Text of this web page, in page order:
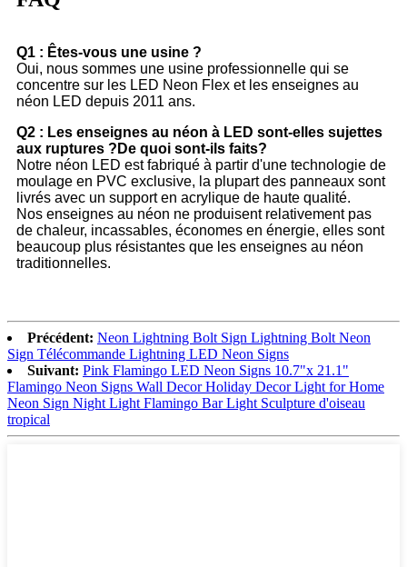
Q1 : Êtes-vous une usine ?
Oui, nous sommes une usine professionnelle qui se
concentre sur les LED Neon Flex et les enseignes au
néon LED depuis 2011 ans.
Q2 : Les enseignes au néon à LED sont-elles sujettes
aux ruptures ?De quoi sont-ils faits?
Notre néon LED est fabriqué à partir d'une technologie de
moulage en PVC exclusive, la plupart des panneaux sont
livrés avec un support en acrylique de haute qualité.
Nos enseignes au néon ne produisent relativement pas
de chaleur, incassables, économes en énergie, elles sont
beaucoup plus résistantes que les enseignes au néon
traditionnelles.
Précédent: Neon Lightning Bolt Sign Lightning Bolt Neon
Sign Télécommande Lightning LED Neon Signs
Suivant: Pink Flamingo LED Neon Signs 10.7"x 21.1"
Flamingo Neon Signs Wall Decor Holiday Decor Light for Home
Neon Sign Night Light Flamingo Bar Light Sculpture d'oiseau
tropical